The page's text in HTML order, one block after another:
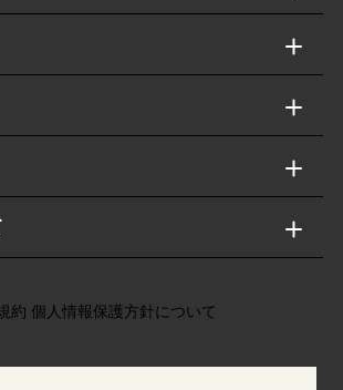
約 個人情報保護方針について